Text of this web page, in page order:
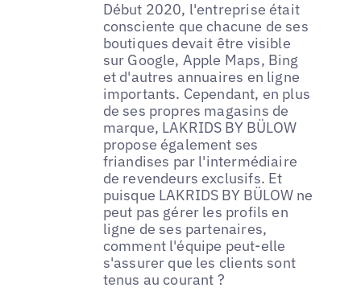
Début 2020, l'entreprise était
consciente que chacune de ses
boutiques devait être visible
sur Google, Apple Maps, Bing
et d'autres annuaires en ligne
importants. Cependant, en plus
de ses propres magasins de
marque, LAKRIDS BY BÜLOW
propose également ses
friandises par l'intermédiaire
de revendeurs exclusifs. Et
puisque LAKRIDS BY BÜLOW ne
peut pas gérer les profils en
ligne de ses partenaires,
comment l'équipe peut-elle
s'assurer que les clients sont
tenus au courant ?